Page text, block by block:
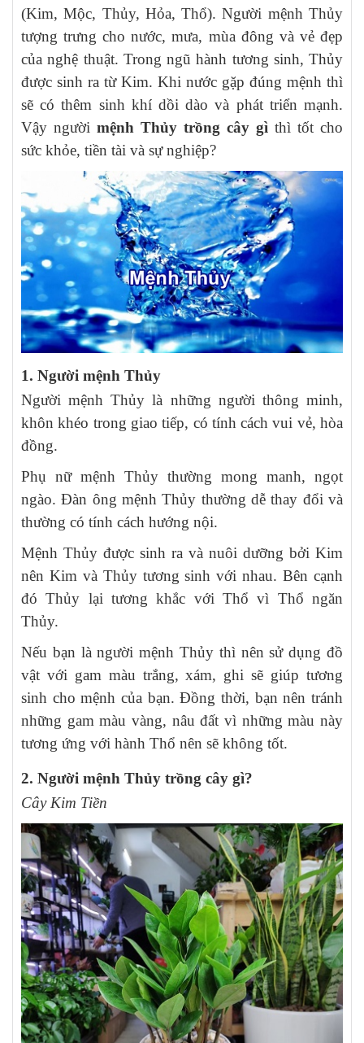
(Kim, Mộc, Thủy, Hỏa, Thổ). Người mệnh Thủy
tượng trưng cho nước, mưa, mùa đông và vẻ đẹp
của nghệ thuật. Trong ngũ hành tương sinh, Thủy
được sinh ra từ Kim. Khi nước gặp đúng mệnh thì
sẽ có thêm sinh khí dồi dào và phát triển mạnh.
Vậy người mệnh Thủy trồng cây gì thì tốt cho
sức khỏe, tiền tài và sự nghiệp?
1. Người mệnh Thủy
Người mệnh Thủy là những người thông minh,
khôn khéo trong giao tiếp, có tính cách vui vẻ, hòa
đồng.
Phụ nữ mệnh Thủy thường mong manh, ngọt
ngào. Đàn ông mệnh Thủy thường dễ thay đổi và
thường có tính cách hướng nội.
Mệnh Thủy được sinh ra và nuôi dưỡng bởi Kim
nên Kim và Thủy tương sinh với nhau. Bên cạnh
đó Thủy lại tương khắc với Thổ vì Thổ ngăn
Thủy.
Nếu bạn là người mệnh Thủy thì nên sử dụng đồ
vật với gam màu trắng, xám, ghi sẽ giúp tương
sinh cho mệnh của bạn. Đồng thời, bạn nên tránh
những gam màu vàng, nâu đất vì những màu này
tương ứng với hành Thổ nên sẽ không tốt.
2. Người mệnh Thủy trồng cây gì?
Cây Kim Tiền